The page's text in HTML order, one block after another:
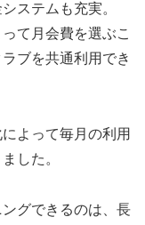
ステムも充実。
て月会費を選ぶこ
ブを共通利用でき
よって毎月の利用
した。
グできるのは、長